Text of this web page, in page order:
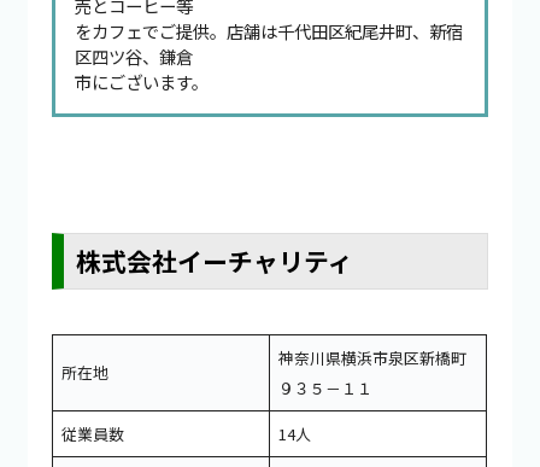
売とコーヒー等
をカフェでご提供。店舗は千代田区紀尾井町、新宿
区四ツ谷、鎌倉
市にございます。
株式会社イーチャリティ
所在地
神奈川県横浜市泉区新橋町
９３５－１１
従業員数
14人